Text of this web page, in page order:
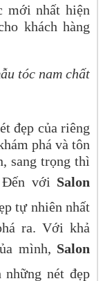
mới nhất hiện
khách hàng
tóc nam chất
đẹp của riêng
phá và tôn
sang trọng thì
với Salon
tự nhiên nhất
ra. Với khả
mình, Salon
nét đẹp